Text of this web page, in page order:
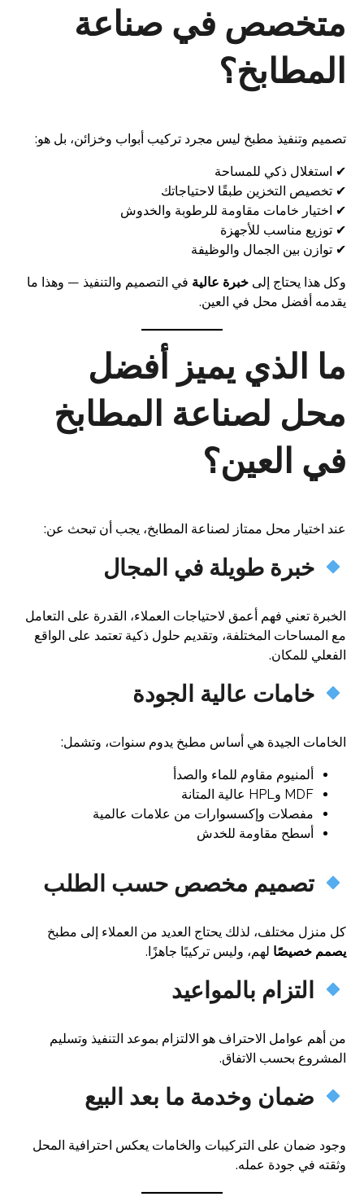
متخصص في صناعة
المطابخ؟
تصميم وتنفيذ مطبخ ليس مجرد تركيب أبواب وخزائن، بل هو:
✔ استغلال ذكي للمساحة
✔ تخصيص التخزين طبقًا لاحتياجاتك
✔ اختيار خامات مقاومة للرطوبة والخدوش
✔ توزيع مناسب للأجهزة
✔ توازن بين الجمال والوظيفة
وكل هذا يحتاج إلىخبرة عالية في التصميم والتنفيذ — وهذا ما
يقدمه أفضل محل في العين.
ما الذي يميز أفضل
محل لصناعة المطابخ
في العين؟
عند اختيار محل ممتاز لصناعة المطابخ، يجب أن تبحث عن:
خبرة طويلة في المجال
الخبرة تعني فهم أعمق لاحتياجات العملاء، القدرة على التعامل
مع المساحات المختلفة، وتقديم حلول ذكية تعتمد على الواقع
الفعلي للمكان.
خامات عالية الجودة
الخامات الجيدة هي أساس مطبخ يدوم سنوات، وتشمل:
ألمنيوم مقاوم للماء والصدأ
MDF وHPL عالية المتانة
مفصلات وإكسسوارات من علامات عالمية
أسطح مقاومة للخدش
تصميم مخصص حسب الطلب
كل منزل مختلف، لذلك يحتاج العديد من العملاء إلى مطبخ
يصمم خصيصًا لهم، وليس تركيبًا جاهزًا.
التزام بالمواعيد
من أهم عوامل الاحتراف هو الالتزام بموعد التنفيذ وتسليم
المشروع بحسب الاتفاق.
ضمان وخدمة ما بعد البيع
وجود ضمان على التركيبات والخامات يعكس احترافية المحل
وثقته في جودة عمله.